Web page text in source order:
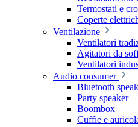
Termostati e
Coperte
Ventilazione
Ventilatori
Agitatori da
Ventilatori
Audio consumer
Bluetooth
Party speaker
Boombox
Cuffie e